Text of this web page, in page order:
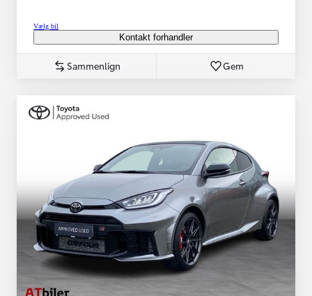
Vælg bil
Kontakt forhandler
Sammenlign Gem